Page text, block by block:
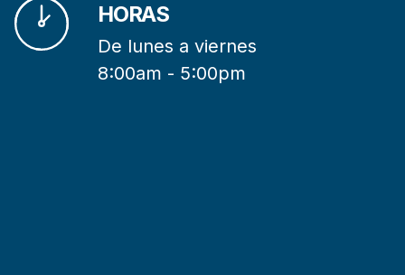
HORAS
De lunes a viernes
8:00am - 5:00pm